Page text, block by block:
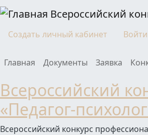
Перейти к основному содержанию
Всероссийский
Моя учетная запись
Создать личный кабинет Войти
Main navigation
Главная Документы Заявка
Всероссийский
«Педагог-
Всероссийский конкурс